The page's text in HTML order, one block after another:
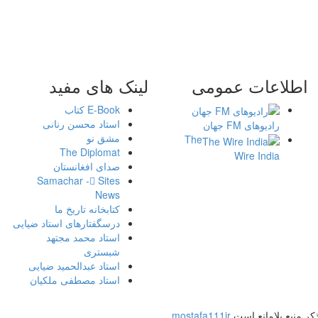
اطلاعات عمومی
رادیوهای FM جهان
The
Wire India
لینک های مفید
E-Book کتاب
استاد محسن رنانی
مشق نو
The Diplomat
صدای افغانستان
Samachar - ُSites
News
کتابخانه تاریخ ما
درسگفتارهای استاد ضیایی
استاد محمد مجتهد
شبستری
استاد عبدالحمید ضیایی
استاد مصطفی ملکیان
منبع بلامانع است mostafa111ir